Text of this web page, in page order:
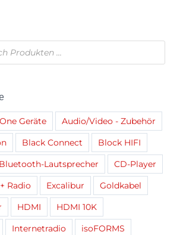
Geräte
Audio/Video - Zubehör
Black Connect
Block HIFI
Bluetooth-Lautsprecher
CD-Player
Radio Excalibur
Goldkabel
HDMI
HDMI 10K
Internetradio
isoFORMS